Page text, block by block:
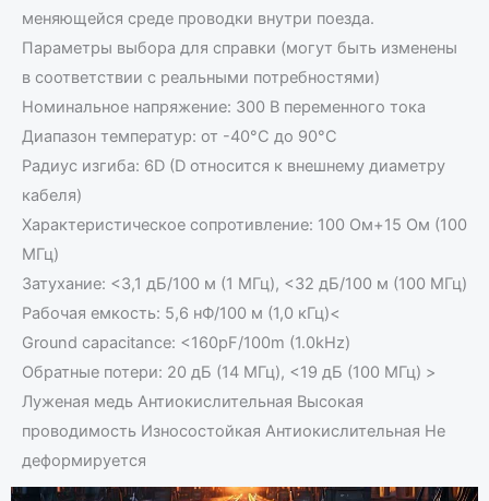
меняющейся среде проводки внутри поезда.
Параметры выбора для справки (могут быть изменены
в соответствии с реальными потребностями)
Номинальное напряжение: 300 В переменного тока
Диапазон температур: от -40°C до 90°C
Радиус изгиба: 6D (D относится к внешнему диаметру
кабеля)
Характеристическое сопротивление: 100 Ом+15 Ом (100
МГц)
Затухание: <3,1 дБ/100 м (1 МГц), <32 дБ/100 м (100 МГц)
Рабочая емкость: 5,6 нФ/100 м (1,0 кГц)<
Ground capacitance: <160pF/100m (1.0kHz)
Обратные потери: 20 дБ (14 МГц), <19 дБ (100 МГц) >
Луженая медь Антиокислительная Высокая
проводимость Износостойкая Антиокислительная Не
деформируется